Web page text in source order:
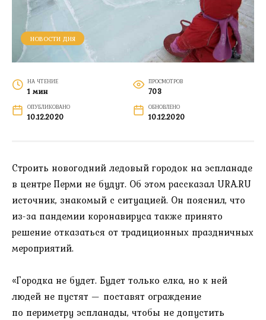
НОВОСТИ ДНЯ
НА ЧТЕНИЕ
1 мин
ПРОСМОТРОВ
703
ОПУБЛИКОВАНО
10.12.2020
ОБНОВЛЕНО
10.12.2020
Строить новогодний ледовый городок на эспланаде
в центре Перми не будут. Об этом рассказал URA.RU
источник, знакомый с ситуацией. Он пояснил, что
из-за пандемии коронавируса также принято
решение отказаться от традиционных праздничных
мероприятий.
«Городка не будет. Будет только елка, но к ней
людей не пустят — поставят ограждение
по периметру эспланады, чтобы не допустить